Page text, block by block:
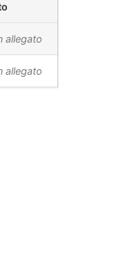
allegato
allegato